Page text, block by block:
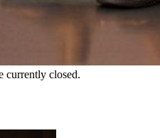
currently closed.